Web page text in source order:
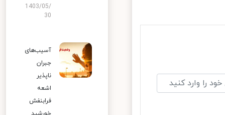
1403/05/
30
آسیب‌های
جبران
ناپذیر
اشعه
فرابنفش